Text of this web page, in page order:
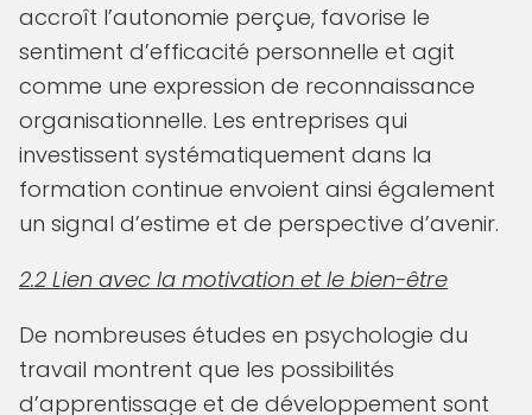
accroît l’autonomie perçue, favorise le
sentiment d’efficacité personnelle et agit
comme une expression de reconnaissance
organisationnelle. Les entreprises qui
investissent systématiquement dans la
formation continue envoient ainsi également
un signal d’estime et de perspective d’avenir.
2.2 Lien avec la motivation et le bien-être
De nombreuses études en psychologie du
travail montrent que les possibilités
d’apprentissage et de développement sont